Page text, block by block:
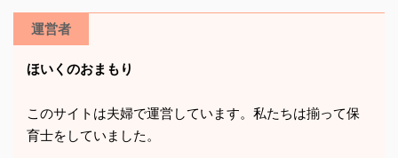
運営者
ほいくのおまもり
このサイトは夫婦で運営しています。私たちは揃って保
育士をしていました。